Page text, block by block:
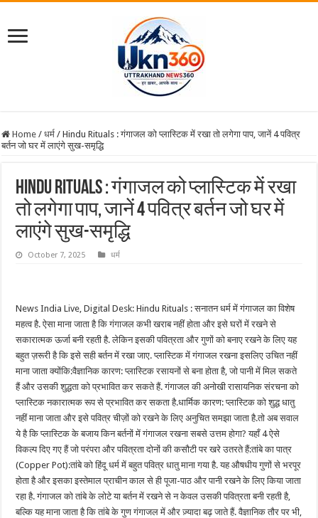
Home / धर्म / Hindu Rituals : गंगाजल को प्लास्टिक में रखा तो लगेगा पाप, जानें 4 पवित्र
बर्तन जो घर में लाएंगे सुख-समृद्धि
Hindu Rituals : गंगाजल को प्लास्टिक में रखा
तो लगेगा पाप, जानें 4 पवित्र बर्तन जो घर में
लाएंगे सुख-समृद्धि
October 7, 2025 धर्म
News India Live, Digital Desk: Hindu Rituals : सनातन धर्म में गंगाजल का विशेष
महत्व है. ऐसा माना जाता है कि गंगाजल कभी खराब नहीं होता और इसे घरों में रखने से
सकारात्मक ऊर्जा बनी रहती है. लेकिन इसकी पवित्रता और गुणों को बनाए रखने के लिए यह
बहुत ज़रूरी है कि इसे सही बर्तन में रखा जाए. प्लास्टिक में गंगाजल रखना इसलिए उचित नहीं
माना जाता क्योंकि:वैज्ञानिक कारण: प्लास्टिक रसायनों से बना होता है, जो पानी में मिल सकते
हैं और उसकी शुद्धता को प्रभावित कर सकते हैं. गंगाजल की अनोखी रासायनिक संरचना को
प्लास्टिक नकारात्मक रूप से प्रभावित कर सकता है.धार्मिक कारण: प्लास्टिक को शुद्ध धातु
नहीं माना जाता और इसे पवित्र चीज़ों को रखने के लिए अनुचित समझा जाता है.तो अब सवाल
ये है कि प्लास्टिक के बजाय किन बर्तनों में गंगाजल रखना सबसे उत्तम होगा? यहाँ 4 ऐसे
विकल्प दिए गए हैं जो परंपरा और पवित्रता दोनों की कसौटी पर खरे उतरते हैं:तांबे का पात्र
(Copper Pot):तांबे को हिंदू धर्म में बहुत पवित्र धातु माना गया है. यह औषधीय गुणों से भरपूर
होता है और इसका इस्तेमाल प्राचीन काल से ही पूजा-पाठ और पानी रखने के लिए किया जाता
रहा है. गंगाजल को तांबे के लोटे या बर्तन में रखने से न केवल उसकी पवित्रता बनी रहती है,
बल्कि यह माना जाता है कि तांबे के गुण गंगाजल में और ज़्यादा बढ़ जाते हैं. वैज्ञानिक तौर पर भी,